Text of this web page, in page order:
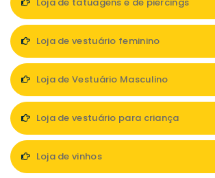
Loja de vestuário feminino
Loja de Vestuário Masculino
Loja de vestuário para criança
Loja de vinhos